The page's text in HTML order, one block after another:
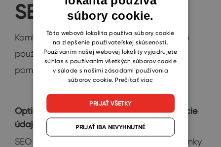
SEO a CRM
Kombináciu CRM, webdizajnu a SEO možno
použiť aj na optimalizáciu konverzných
pomerov. Tu sú dva spôsoby, ako to urobiť.
Optimalizujte svoj web pomocou kombinácie
údajov
SEO privádza návštevníkov na vstupné stránky
SLOVAK
súbory cookie.
Táto webová lokalita používa súbory cookie
na zlepšenie používateľskej skúsenosti.
Používaním našej webovej lokality vyjadrujete
súhlas s používaním všetkých súborov cookie
v súlade s našimi zásadami používania
súborov cookie. Prečítať viac
PRIJAŤ VŠETKY
PRIJAŤ IBA NEVYHNUTNÉ